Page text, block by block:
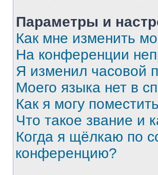
Параметры и
Как мне изменить
На конференции
Я изменил часовой
Моего языка нет в
Как я могу
Что такое звание и
Когда я щёлкаю по
конференцию?